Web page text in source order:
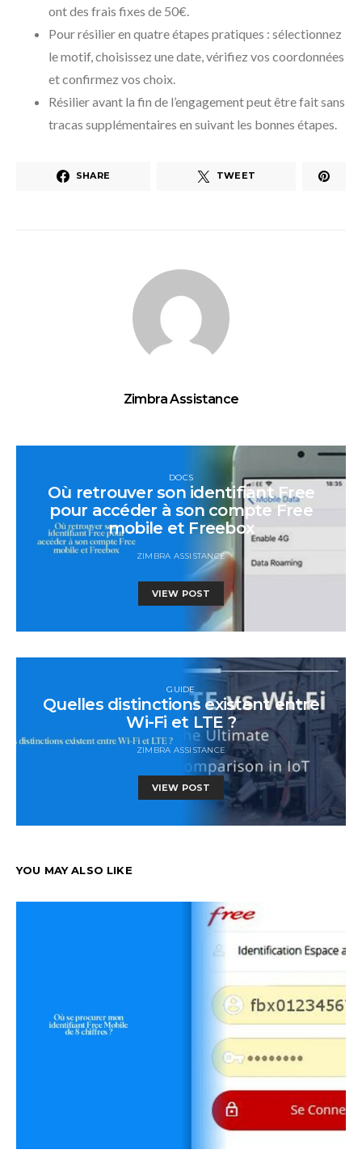
ont des frais fixes de 50€.
Pour résilier en quatre étapes pratiques : sélectionnez
le motif, choisissez une date, vérifiez vos coordonnées
et confirmez vos choix.
Résilier avant la fin de l’engagement peut être fait sans
tracas supplémentaires en suivant les bonnes étapes.
SHARE TWEET
Zimbra Assistance
DOCS
Où retrouver son identifiant Free
pour accéder à son compte Free
mobile et Freebox
ZIMBRA ASSISTANCE
VIEW POST
GUIDE
Quelles distinctions existent entre
Wi-Fi et LTE ?
ZIMBRA ASSISTANCE
VIEW POST
YOU MAY ALSO LIKE